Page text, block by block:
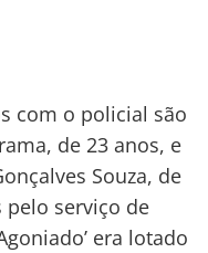
com o policial são
de 23 anos, e
Souza, de
pelo serviço de
era lotado